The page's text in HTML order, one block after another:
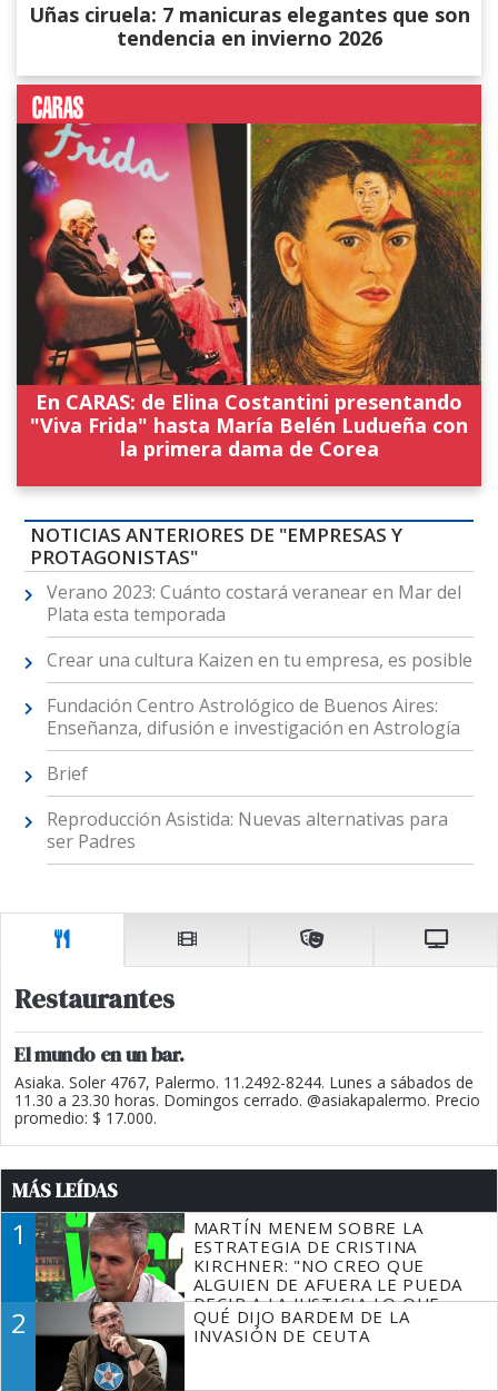
Uñas ciruela: 7 manicuras elegantes que son
tendencia en invierno 2026
En CARAS: de Elina Costantini presentando
"Viva Frida" hasta María Belén Ludueña con
la primera dama de Corea
NOTICIAS ANTERIORES DE "EMPRESAS Y
PROTAGONISTAS"
Verano 2023: Cuánto costará veranear en Mar del
Plata esta temporada
Crear una cultura Kaizen en tu empresa, es posible
Fundación Centro Astrológico de Buenos Aires:
Enseñanza, difusión e investigación en Astrología
Brief
Reproducción Asistida: Nuevas alternativas para
ser Padres
Restaurantes
El mundo en un bar.
Asiaka. Soler 4767, Palermo. 11.2492-8244. Lunes a sábados de
11.30 a 23.30 horas. Domingos cerrado. @asiakapalermo. Precio
promedio: $ 17.000.
MÁS LEÍDAS
1
MARTÍN MENEM SOBRE LA
ESTRATEGIA DE CRISTINA
KIRCHNER: "NO CREO QUE
ALGUIEN DE AFUERA LE PUEDA
DECIR A LA JUSTICIA LO QUE
TIENE QUE HACER"
2
QUÉ DIJO BARDEM DE LA
INVASIÓN DE CEUTA